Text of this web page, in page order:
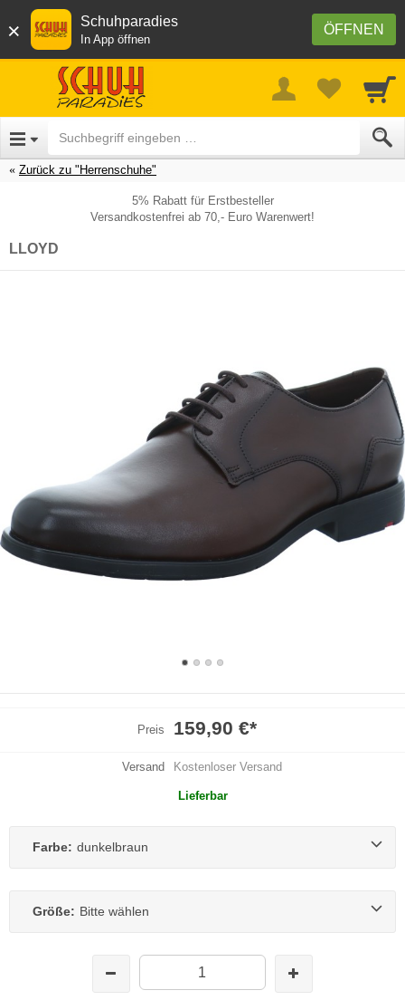
× ÖFFNEN
Schuhparadies
In App öffnen
Zurück zu "Herrenschuhe"
5% Rabatt für Erstbesteller
Versandkostenfrei ab 70,- Euro Warenwert!
LLOYD
Preis 159,90 €*
Versand Kostenloser Versand
Lieferbar
Farbe: dunkelbraun
Größe: Bitte wählen